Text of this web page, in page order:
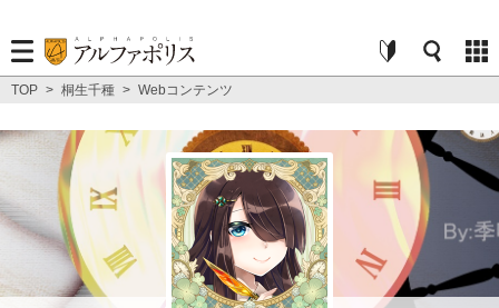
TOP > 桐生千種 > Webコンテンツ